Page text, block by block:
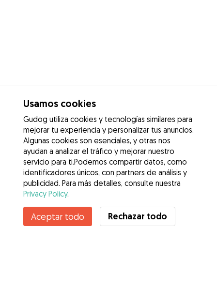
Usamos cookies
Gudog utiliza cookies y tecnologías similares para
mejorar tu experiencia y personalizar tus anuncios.
Algunas cookies son esenciales, y otras nos
ayudan a analizar el tráfico y mejorar nuestro
servicio para ti.Podemos compartir datos, como
identificadores únicos, con partners de análisis y
publicidad. Para más detalles, consulte nuestra
Privacy Policy.
Aceptar todo Rechazar todo